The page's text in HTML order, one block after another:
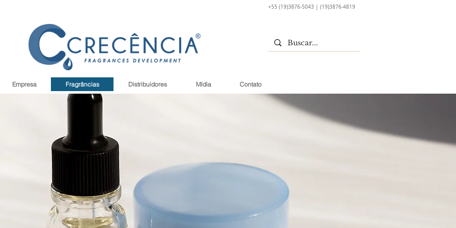
+55 (19)3876-5043 | (19)3876-4819
Empresa Fragrâncias Distribuidores Mídia Contato